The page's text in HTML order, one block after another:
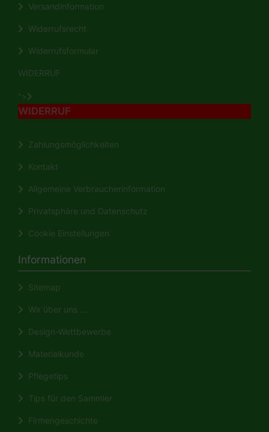
Versandinformation
Widerrufsrecht
Widerrufsformular
WIDERRUF
">
WIDERRUF
Zahlungsmöglichkeiten
Kontakt
Allgemeine Verbraucherinformation
Privatsphäre und Datenschutz
Cookie Einstellungen
Informationen
Sitemap
Wir über uns ...
Design-Wettbewerbe
Materialkunde
Pflegetips
Tips für den Sammler
Firmengeschichte